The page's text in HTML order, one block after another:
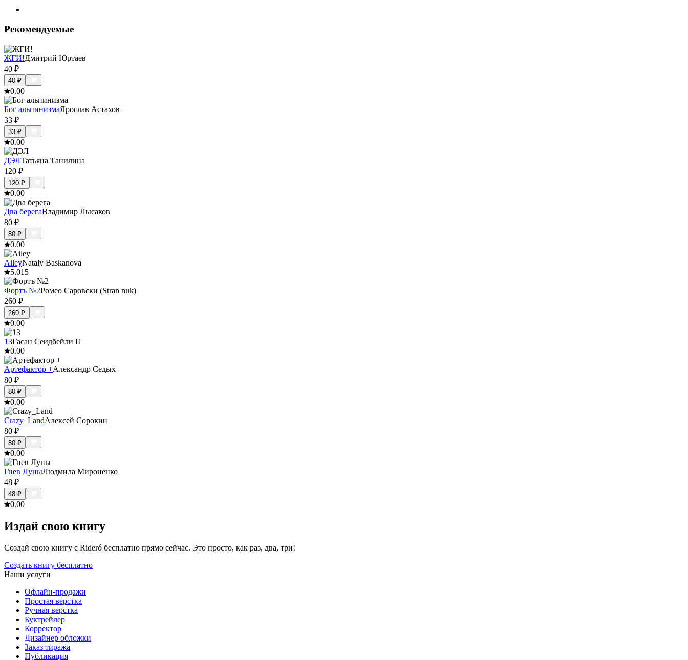
Рекомендуемые
ЖГИ!Дмитрий Юртаев
40 ₽
40 ₽
0.00
Бог альпинизмаЯрослав Астахов
33 ₽
33 ₽
0.00
ДЭЛТатьяна Танилина
120 ₽
120 ₽
0.00
Два берегаВладимир Лысаков
80 ₽
80 ₽
0.00
AileyNataly Baskanova
5.015
Фортъ №2Ромео Саровски (Stran nuk)
260 ₽
260 ₽
0.00
13Гасан Сеидбейли II
0.00
Артефактор +Александр Седых
80 ₽
80 ₽
0.00
Crazy_LandАлексей Сорокин
80 ₽
80 ₽
0.00
Гнев ЛуныЛюдмила Мироненко
48 ₽
48 ₽
0.00
Издай свою книгу
Создай свою книгу с Rideró бесплатно прямо сейчас. Это просто, как раз, два, три!
Создать книгу бесплатно
Наши услуги
Офлайн-продажи
Простая верстка
Ручная верстка
Буктрейлер
Корректор
Дизайнер обложки
Заказ тиража
Публикация